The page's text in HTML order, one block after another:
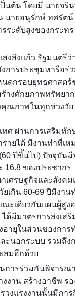
นต้น โดยมี นายจริ
นายอนุรักษ์ ทศรัต
ระดับสูงของกระทร
งสิงแก้ว รัฐมนตรีว่
การประชุมหารือร่
ดกรอบยุทธศาสตร์
างศักยภาพทรัพยา
ณภาพในทุกช่วงวัย
ทศ ผ่านการเสริมทั
ายได้ มีงานทำที่เห
ปีขึ้นไป) ปัจจุบันมี
16.8 ของประชากร
เศรษฐกิจและสังค
ยเกิน 60-69 ปีมีงาน
ะเดียวกันแผนผู้สูง
ได้มีมาตรการส่งเส
อายุในส่วนของการ
ละนอกระบบ รวมถึง
สมอีกด้วย
การร่วมกันพิจารณ
งาน สร้างอาชีพ ร
วงแรงงานนั้นมีภา